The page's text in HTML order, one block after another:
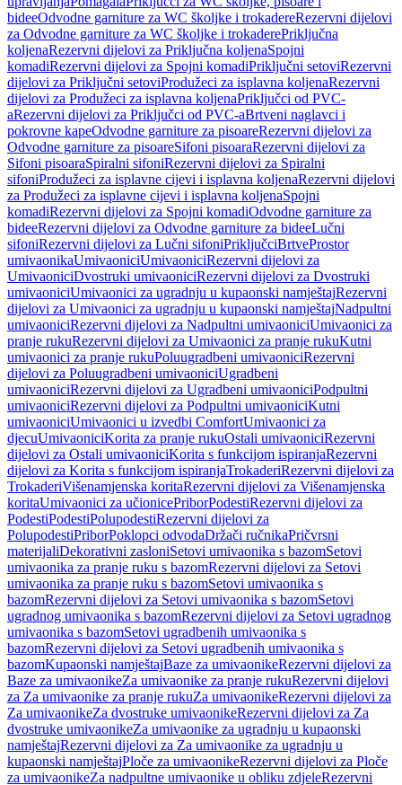
bideeOdvodne garniture za WC školjke i trokadereRezervni dijelovi
za Odvodne garniture za WC školjke i trokaderePriključna
koljenaRezervni dijelovi za Priključna koljenaSpojni
komadiRezervni dijelovi za Spojni komadiPriključni setoviRezervni
dijelovi za Priključni setoviProdužeci za isplavna koljenaRezervni
dijelovi za Produžeci za isplavna koljenaPriključci od PVC-
aRezervni dijelovi za Priključci od PVC-aBrtveni naglavci i
pokrovne kapeOdvodne garniture za pisoareRezervni dijelovi za
Odvodne garniture za pisoareSifoni pisoaraRezervni dijelovi za
Sifoni pisoaraSpiralni sifoniRezervni dijelovi za Spiralni
sifoniProdužeci za isplavne cijevi i isplavna koljenaRezervni dijelovi
za Produžeci za isplavne cijevi i isplavna koljenaSpojni
komadiRezervni dijelovi za Spojni komadiOdvodne garniture za
bideeRezervni dijelovi za Odvodne garniture za bideeLučni
sifoniRezervni dijelovi za Lučni sifoniPriključciBrtveProstor
umivaonikaUmivaoniciUmivaoniciRezervni dijelovi za
UmivaoniciDvostruki umivaoniciRezervni dijelovi za Dvostruki
umivaoniciUmivaonici za ugradnju u kupaonski namještajRezervni
dijelovi za Umivaonici za ugradnju u kupaonski namještajNadpultni
umivaoniciRezervni dijelovi za Nadpultni umivaoniciUmivaonici za
pranje rukuRezervni dijelovi za Umivaonici za pranje rukuKutni
umivaonici za pranje rukuPoluugradbeni umivaoniciRezervni
dijelovi za Poluugradbeni umivaoniciUgradbeni
umivaoniciRezervni dijelovi za Ugradbeni umivaoniciPodpultni
umivaoniciRezervni dijelovi za Podpultni umivaoniciKutni
umivaoniciUmivaonici u izvedbi ComfortUmivaonici za
djecuUmivaoniciKorita za pranje rukuOstali umivaoniciRezervni
dijelovi za Ostali umivaoniciKorita s funkcijom ispiranjaRezervni
dijelovi za Korita s funkcijom ispiranjaTrokaderiRezervni dijelovi za
TrokaderiVišenamjenska koritaRezervni dijelovi za Višenamjenska
koritaUmivaonici za učionicePriborPodestiRezervni dijelovi za
PodestiPodestiPolupodestiRezervni dijelovi za
PolupodestiPriborPoklopci odvodaDržači ručnikaPričvrsni
materijaliDekorativni zasloniSetovi umivaonika s bazomSetovi
umivaonika za pranje ruku s bazomRezervni dijelovi za Setovi
umivaonika za pranje ruku s bazomSetovi umivaonika s
bazomRezervni dijelovi za Setovi umivaonika s bazomSetovi
ugradnog umivaonika s bazomRezervni dijelovi za Setovi ugradnog
umivaonika s bazomSetovi ugradbenih umivaonika s
bazomRezervni dijelovi za Setovi ugradbenih umivaonika s
bazomKupaonski namještajBaze za umivaonikeRezervni dijelovi za
Baze za umivaonikeZa umivaonike za pranje rukuRezervni dijelovi
za Za umivaonike za pranje rukuZa umivaonikeRezervni dijelovi za
Za umivaonikeZa dvostruke umivaonikeRezervni dijelovi za Za
dvostruke umivaonikeZa umivaonike za ugradnju u kupaonski
namještajRezervni dijelovi za Za umivaonike za ugradnju u
kupaonski namještajPloče za umivaonikeRezervni dijelovi za Ploče
za umivaonikeZa nadpultne umivaonike u obliku zdjeleRezervni